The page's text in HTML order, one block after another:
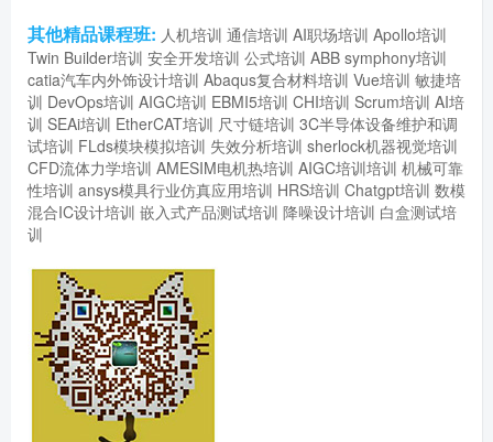
其他精品课程班: 人机培训 通信培训 AI职场培训 Apollo培训
Twin Builder培训 安全开发培训 公式培训 ABB symphony培训
catia汽车内外饰设计培训 Abaqus复合材料培训 Vue培训 敏捷培
训 DevOps培训 AIGC培训 EBMI5培训 CHI培训 Scrum培训 AI培
训 SEAi培训 EtherCAT培训 尺寸链培训 3C半导体设备维护和调
试培训 FLds模块模拟培训 失效分析培训 sherlock机器视觉培训
CFD流体力学培训 AMESIM电机热培训 AIGC培训培训 机械可靠
性培训 ansys模具行业仿真应用培训 HRS培训 Chatgpt培训 数模
混合IC设计培训 嵌入式产品测试培训 降噪设计培训 白盒测试培
训